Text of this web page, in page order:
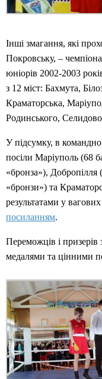
Інші змагання, які
Покровську, –
юніорів 2002-2003
з 12 міст: Бахмута,
Краматорська,
Родинського,
У підсумку, в
посіли Маріуполь (68
«бронза»), Добропілля
«бронзи») та
результатами у
посиланням.
Переможців і
медалями та цінними